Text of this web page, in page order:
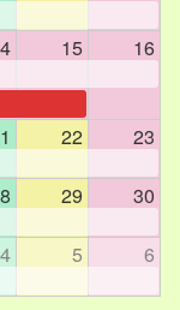
15 16
22 23
29 30
4 5 6